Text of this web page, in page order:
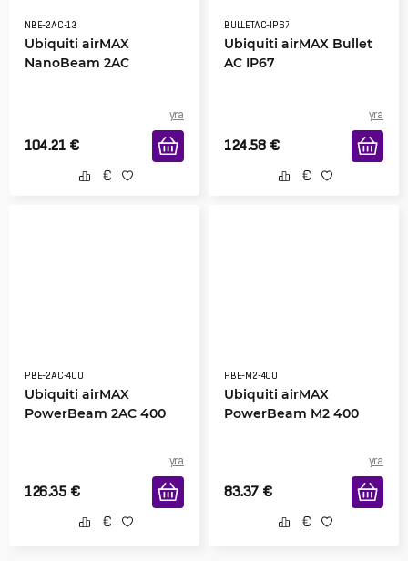
NBE-2AC-13
Ubiquiti airMAX
NanoBeam 2AC
yra
104.21 €
BULLETAC-IP67
Ubiquiti airMAX Bullet
AC IP67
yra
124.58 €
PBE-2AC-400
Ubiquiti airMAX
PowerBeam 2AC 400
yra
126.35 €
PBE-M2-400
Ubiquiti airMAX
PowerBeam M2 400
yra
83.37 €